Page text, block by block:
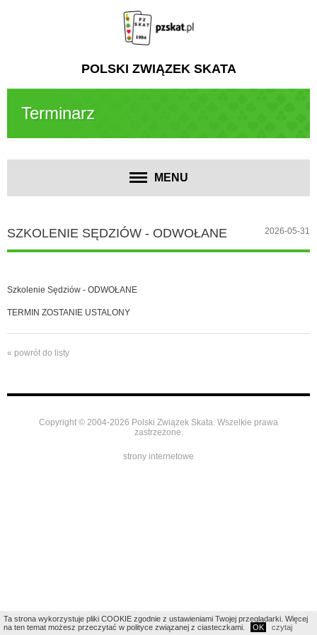
POLSKI ZWIĄZEK SKATA
Terminarz
MENU
SZKOLENIE SĘDZIÓW - ODWOŁANE 2026-05-31
Szkolenie Sędziów - ODWOŁANE
TERMIN ZOSTANIE USTALONY
« powrót do listy
Copyright © 2004-2026 Polski Związek Skata. Wszelkie prawa
zastrzeżone.
strony internetowe
Ta strona wykorzystuje pliki COOKIE zgodnie z ustawieniami Twojej przeglądarki. Więcej
na ten temat możesz przeczytać w polityce związanej z ciasteczkami.
OK czytaj